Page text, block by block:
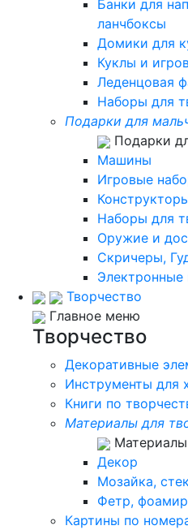
Банки для
ланчбоксы
Домики для
Куклы и
Леденцовая
Наборы для
Подарки для
Подарки
Машины
Игровые
Наборы для
Оружие и
Скричеры,
Электронные
Творчество
Главное меню
Творчество
Декоративные
Инструменты для
Книги по
Материалы для
Декор
Мозайка,
Фетр,
Картины по